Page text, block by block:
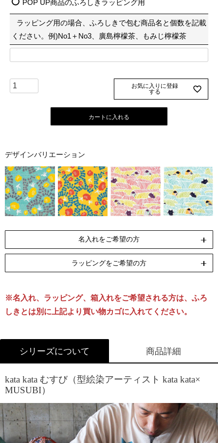
)
POP UP商品のふろしきラッピング用
ラッピング用の場合、ふろしきで包む商品名と個数を記載
ください。例)No1＋No3、廣島檸檬茶、もみじ檸檬茶
お気に入りに登録
する
カートに入れる
デザインバリエーション
名入れをご希望の方
ラッピングをご希望の方
リボン包装
[無料]
のし包装
[無料]
箱Sサイズ
[有料]
※名入れ、ラッピング、箱入れをご希望される方は、ふろ
しきとは別に上記より買い物カゴに入れてください。
シリーズについて 商品詳細
kata kata むすび（型絵染アーティスト kata kata×
MUSUBI）